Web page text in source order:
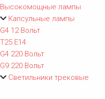
Высокомощные лампы
Капсульные лампы
G4 12 Вольт
T25 E14
G4 220 Вольт
G9 220 Вольт
Светильники трековые